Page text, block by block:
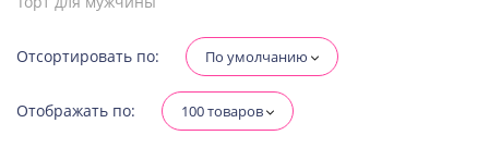
При выборе яруса вес изменится
Разные начинки для ярусов
Отсортировать по: По умолчанию
Отображать по: 100 товаров